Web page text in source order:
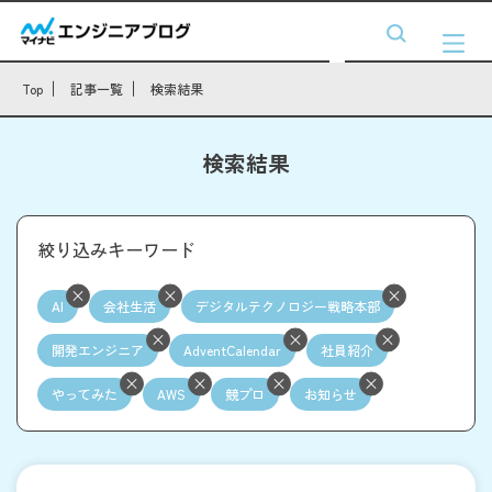
Top 記事一覧 検索結果
検索結果
絞り込みキーワード
AI 会社生活 デジタルテクノロジー戦略本部
開発エンジニア AdventCalendar 社員紹介
やってみた AWS 競プロ お知らせ